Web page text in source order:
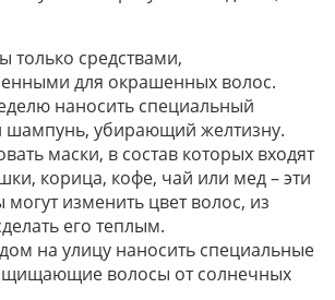
только средствами,
для окрашенных волос.
наносить специальный
шампунь, убирающий желтизну.
маски, в состав которых входят
корица, кофе, чай или мед – эти
изменить цвет волос, из
его теплым.
на улицу наносить специальные
волосы от солнечных